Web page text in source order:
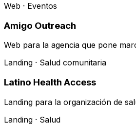
Web · Eventos
Amigo Outreach
Web para la agencia que pone
Landing · Salud comunitaria
Latino Health Access
Landing para la organización de
Landing · Salud